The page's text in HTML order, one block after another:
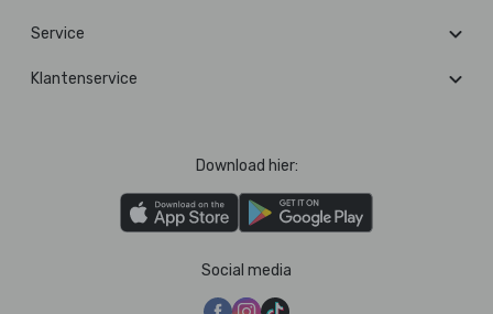
Service
Klantenservice
Download hier:
Social media